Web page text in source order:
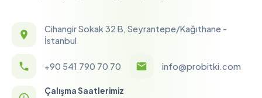
Cihangir Sokak 32 B, Seyrantepe/Kağıthane -
İstanbul
+90 541 790 70 70 info@probitki.com
Çalışma Saatlerimiz